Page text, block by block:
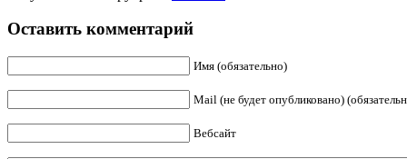
Оставить комментарий
Имя (обязательно)
Mail (не будет опубликовано)
Вебсайт